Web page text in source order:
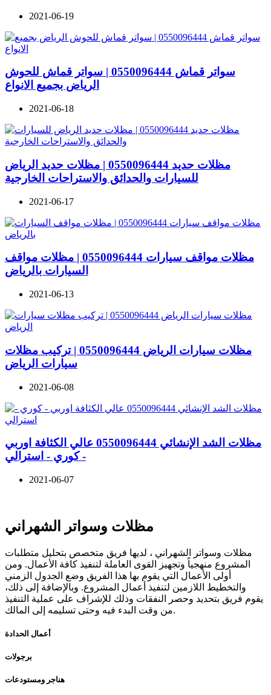
2021-06-19
سواتر قماش 0550096444 | سواتر قماش للحوش
الرياض بجميع الانواع
2021-06-18
مظلات حديد 0550096444 | مظلات حديد الرياض
للسيارات والحدائق والاستراحات الخارجية
2021-06-17
مظلات مواقف سيارات 0550096444 | مظلات مواقف
السيارات بالرياض
2021-06-13
مظلات سيارات الرياض 0550096444 | تركيب مظلات
سيارات الرياض
2021-06-08
مظلات الشد الإنشائي 0550096444 عالي الكثافة اوربي
- كوري - استرالي
2021-06-07
مظلات وسواتر الشهراني
مظلات وسواتر الشهراني ، لديها فريق متخصص بتحليل متطلبات
المشروع منهجياً وتجهيز القوى العاملة لتنفيذ كافة الأعمال. ومن
أولى الأعمال التي يقوم بها هذا الفريق وضع الجدول الزمني
والتخطيط اللازمين لتنفيذ أعمال المشروع. وبالإضافة إلى ذلك،
يقوم فريق بتحديد وحصر النفقات وذلك للإشراف على عملية التنفيذ
من وقت البدء فيه وحتى تسليمه إلى المالك.
أعمال الحدادة
برجولات
هناجر ومستودعات